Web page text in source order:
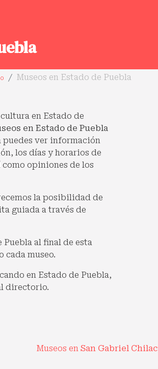
Museos en Estado de Puebla
en Estado de
en Estado de Puebla
puedes ver información
los días y horarios de
opiniones de los
la posibilidad de
guiada a través de
al final de esta
cada museo.
en Estado de Puebla,
directorio.
Museos en San Gabriel Chilac